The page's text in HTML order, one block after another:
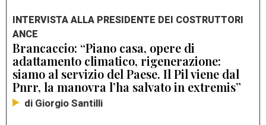
INTERVISTA ALLA PRESIDENTE DEI COSTRUTTORI
ANCE
Brancaccio: “Piano casa, opere di
adattamento climatico, rigenerazione:
siamo al servizio del Paese. Il Pil viene dal
Pnrr, la manovra l’ha salvato in extremis”
di Giorgio Santilli